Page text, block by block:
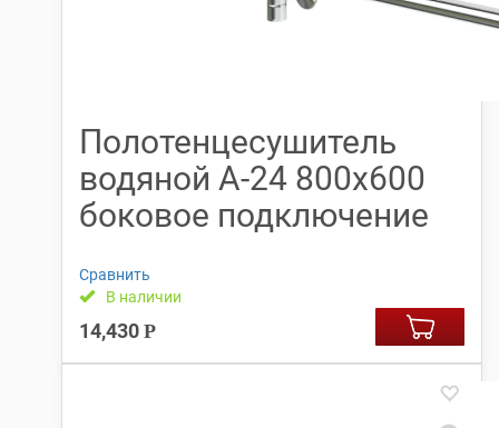
Полотенцесушитель
водяной А-24 800х600
боковое подключение
Сравнить
В наличии
14,430 Р